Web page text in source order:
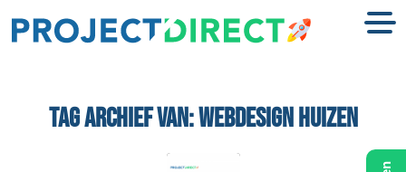
TAG ARCHIEF VAN:WEBDESIGN HUIZEN